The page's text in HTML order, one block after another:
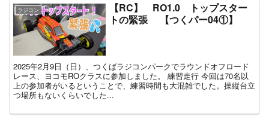
ラジコン
【RC】 RO1.0 トップスター
トの緊張 【つくパー04①】
2025年2月9日（日）、つくばラジコンパークでラウンドオフロード
レース、ヨコモROクラスに参加しました。 練習走行 今回は70名以
上の参加者がいるということで、練習時間も大混雑でした。操縦台立
つ場所もないくらいでした...